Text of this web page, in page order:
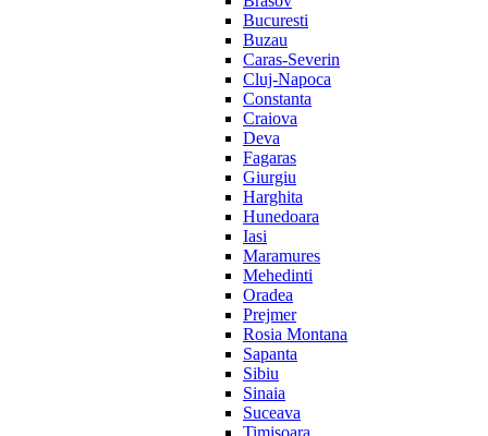
Bucuresti
Buzau
Caras-Severin
Cluj-Napoca
Constanta
Craiova
Deva
Fagaras
Giurgiu
Harghita
Hunedoara
Iasi
Maramures
Mehedinti
Oradea
Prejmer
Rosia Montana
Sapanta
Sibiu
Sinaia
Suceava
Timisoara